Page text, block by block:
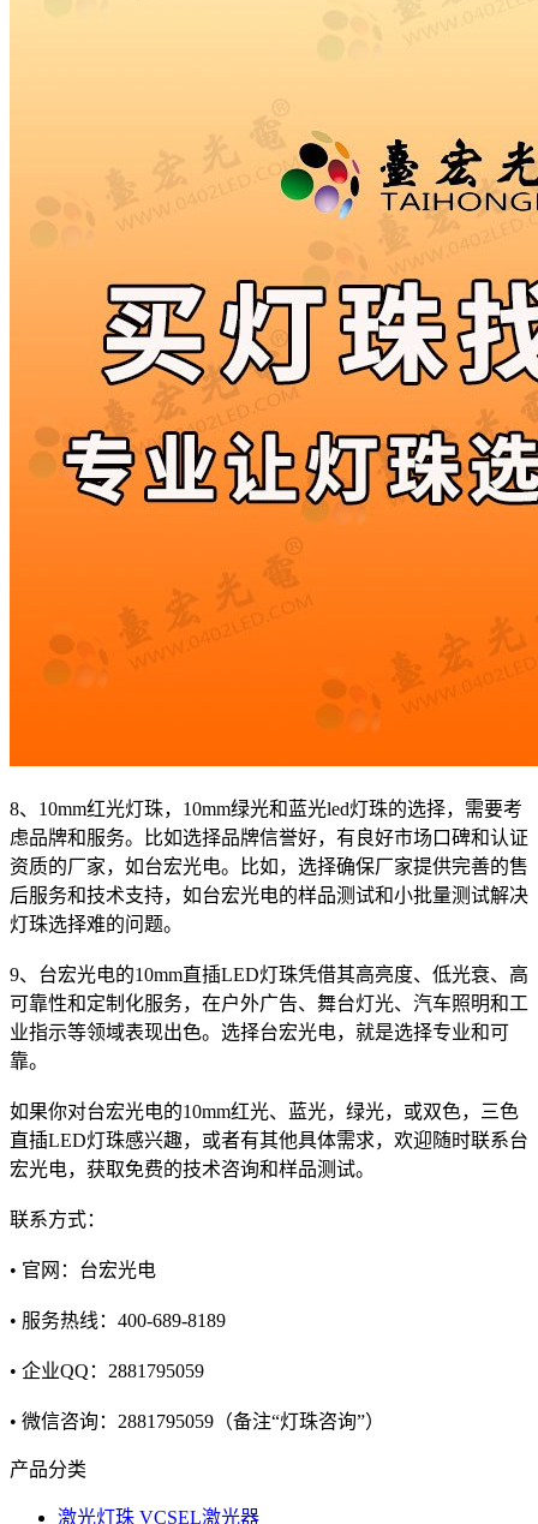
8、10mm红光灯珠，10mm绿光和蓝光led灯珠的选择，需要考
虑品牌和服务。比如选择品牌信誉好，有良好市场口碑和认证
资质的厂家，如台宏光电。比如，选择确保厂家提供完善的售
后服务和技术支持，如台宏光电的样品测试和小批量测试解决
灯珠选择难的问题。
9、台宏光电的10mm直插LED灯珠凭借其高亮度、低光衰、高
可靠性和定制化服务，在户外广告、舞台灯光、汽车照明和工
业指示等领域表现出色。选择台宏光电，就是选择专业和可
靠。
如果你对台宏光电的10mm红光、蓝光，绿光，或双色，三色
直插LED灯珠感兴趣，或者有其他具体需求，欢迎随时联系台
宏光电，获取免费的技术咨询和样品测试。
联系方式：
• 官网：台宏光电
• 服务热线：400-689-8189
• 企业QQ：2881795059
• 微信咨询：2881795059（备注“灯珠咨询”）
产品分类
激光灯珠 VCSEL激光器